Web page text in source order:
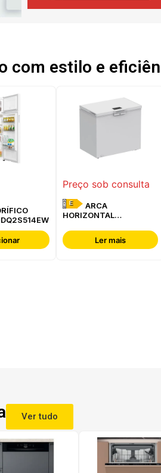
com estilo e
Preço sob consulta
E
HORIZONTAL
W3RHS24EW
Ler mais
Ver tudo